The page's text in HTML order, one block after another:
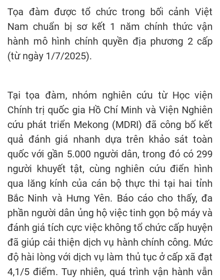
Tọa đàm được tổ chức trong bối cảnh Việt
Nam chuẩn bị sơ kết 1 năm chính thức vận
hành mô hình chính quyền địa phương 2 cấp
(từ ngày 1/7/2025).
Tại tọa đàm, nhóm nghiên cứu từ Học viện
Chính trị quốc gia Hồ Chí Minh và Viện Nghiên
cứu phát triển Mekong (MDRI) đã công bố kết
quả đánh giá nhanh dựa trên khảo sát toàn
quốc với gần 5.000 người dân, trong đó có 299
người khuyết tật, cùng nghiên cứu điển hình
qua lăng kính của cán bộ thực thi tại hai tỉnh
Bắc Ninh và Hưng Yên. Báo cáo cho thấy, đa
phần người dân ủng hộ việc tinh gọn bộ máy và
đánh giá tích cực việc không tổ chức cấp huyện
đã giúp cải thiện dịch vụ hành chính công. Mức
độ hài lòng với dịch vụ làm thủ tục ở cấp xã đạt
4,1/5 điểm. Tuy nhiên, quá trình vận hành vẫn